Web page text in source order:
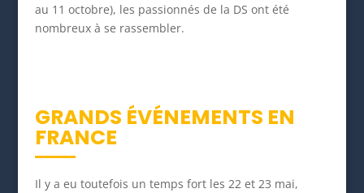
au 11 octobre), les passionnés de la DS ont été
nombreux à se rassembler.
GRANDS ÉVÉNEMENTS EN
FRANCE
Il y a eu toutefois un temps fort les 22 et 23 mai,